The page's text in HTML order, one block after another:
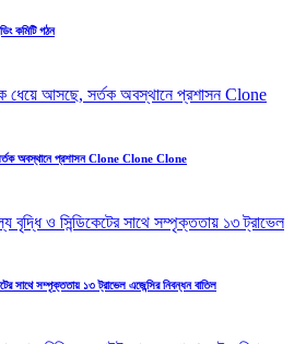
কমিটি গঠন
অবস্থানে প্রশাসন Clone Clone Clone
সাথে সম্পৃক্ততায় ১৩ ট্রাভেল এজেন্সির নিবন্ধন বাতিল